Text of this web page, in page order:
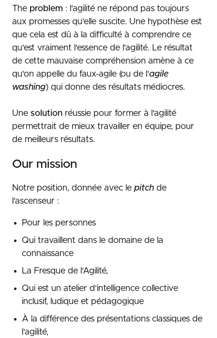
Glossary
Duration
Participants
Place / Room
Cards
Participate
How to particate to a workshop ?
Avec un groupe
En tant que personne individuelle
How to animate ?
The problem : l'agilité ne répond pas toujours
aux promesses qu'elle suscite. Une hypothèse est
que cela est dû à la difficulté à comprendre ce
qu'est vraiment l'essence de l'agilité. Le résultat
de cette mauvaise compréhension amène à ce
qu'on appelle du faux-agile (ou de l'agile
washing) qui donne des résultats médiocres.
Une solution réussie pour former à l'agilité
permettrait de mieux travailler en équipe, pour
de meilleurs résultats.
Our mission
Notre position, donnée avec le pitch de
l'ascenseur :
Pour les personnes
Qui travaillent dans le domaine de la
connaissance
La Fresque de l'Agilité,
Qui est un atelier d'intelligence collective
inclusif, ludique et pédagogique
À la différence des présentations classiques de
l'agilité,